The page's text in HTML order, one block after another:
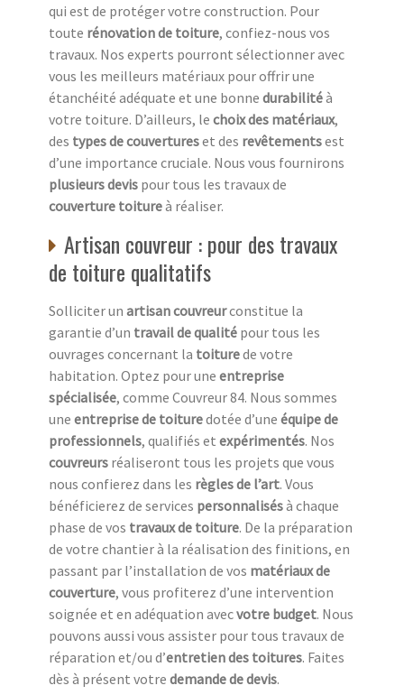
qui est de protéger votre construction. Pour
toute rénovation de toiture, confiez-nous vos
travaux. Nos experts pourront sélectionner avec
vous les meilleurs matériaux pour offrir une
étanchéité adéquate et une bonne durabilitéà
votre toiture. D’ailleurs, le choix des matériaux,
des types de couvertureset des revêtementsest
d’une importance cruciale. Nous vous fournirons
plusieurs devis pour tous les travaux de
couverture toitureà réaliser.
Artisan couvreur : pour des travaux
de toiture qualitatifs
Solliciter un artisan couvreurconstitue la
garantie d’un travail de qualité pour tous les
ouvrages concernant la toiturede votre
habitation. Optez pour une entreprise
spécialisée, comme Couvreur 84. Nous sommes
une entreprise de toituredotée d’une équipe de
professionnels, qualifiés et expérimentés. Nos
couvreurs réaliseront tous les projets que vous
nous confierez dans les règles de l’art. Vous
bénéficierez de services personnalisésà chaque
phase de vos travaux de toiture. De la préparation
de votre chantier à la réalisation des finitions, en
passant par l’installation de vos matériaux de
couverture, vous profiterez d’une intervention
soignée et en adéquation avecvotre budget. Nous
pouvons aussi vous assister pour tous travaux de
réparation et/ou d’entretien des toitures. Faites
dès à présent votre demande de devis.